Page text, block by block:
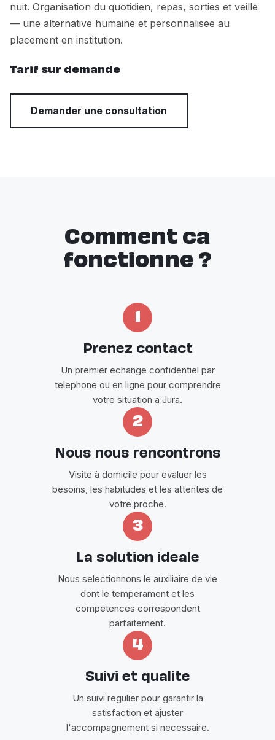
nuit. Organisation du quotidien, repas, sorties et veille
— une alternative humaine et personnalisee au
placement en institution.
Tarif sur demande
Demander une consultation
Comment ca
fonctionne ?
Prenez contact
Un premier echange confidentiel par
telephone ou en ligne pour comprendre
votre situation a Jura.
2
Nous nous rencontrons
Visite à domicile pour evaluer les
besoins, les habitudes et les attentes de
votre proche.
3
La solution ideale
Nous selectionnons le auxiliaire de vie
dont le temperament et les
competences correspondent
parfaitement.
4
Suivi et qualite
Un suivi regulier pour garantir la
satisfaction et ajuster
l'accompagnement si necessaire.